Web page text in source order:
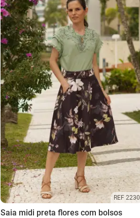
REF 2230
Saia midi preta flores com bolsos